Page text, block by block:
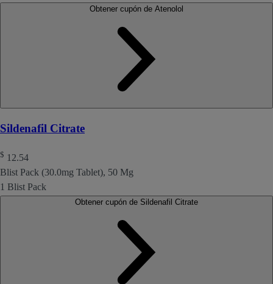
Sildenafil Citrate
$ 12.54
Blist Pack (30.0mg Tablet), 50 Mg
1 Blist Pack